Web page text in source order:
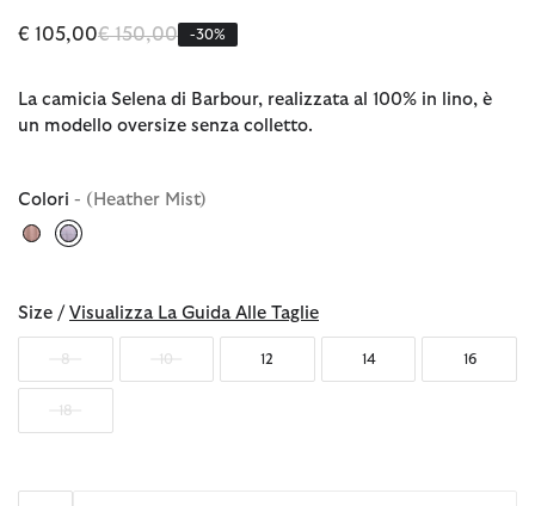
€ 105,00Prezzo ridotto da
€ 150,00a -30%
La camicia Selena di Barbour, realizzata al 100% in lino, è
un modello oversize senza colletto.
Colori - (Heather Mist)
Size / Visualizza La Guida Alle Taglie
8 10 12 14 16
18